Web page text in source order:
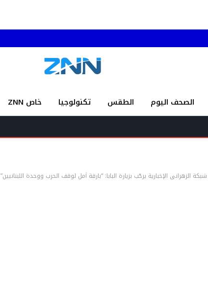
الصحف اليوم الطقس تكنولوجيا خاص ZNN
الزهراني الإخبارية يرحّب بزيارة البابا: “بارقة أمل لوقف الحرب ووحدة اللبنانيين”